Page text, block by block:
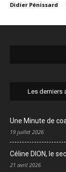
Didier Pénissard -
Les derniers
Une Minute de
19 juillet 2026
Céline DION, le
21 avril 2026